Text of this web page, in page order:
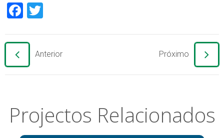
Facebook
Anterior Próximo
Projectos Relacionados